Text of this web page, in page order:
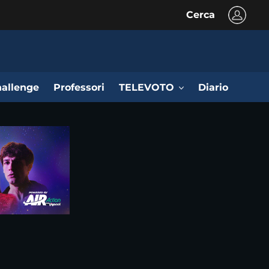
Cerca
Professori TELEVOTO Diario